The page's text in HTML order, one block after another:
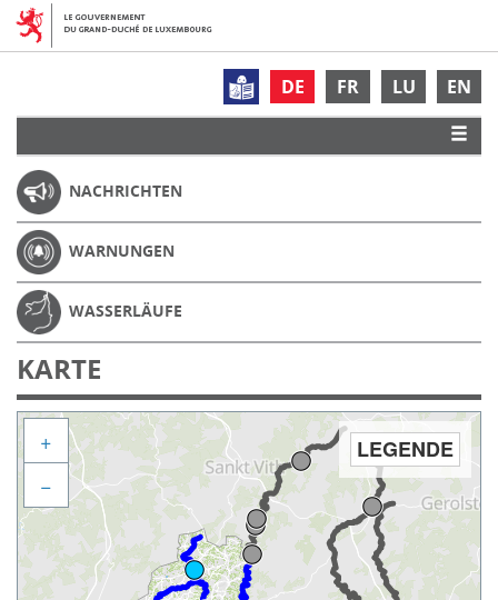
DE FR LU EN
NACHRICHTEN
WARNUNGEN
WASSERLÄUFE
KARTE
LEGENDE
+
−